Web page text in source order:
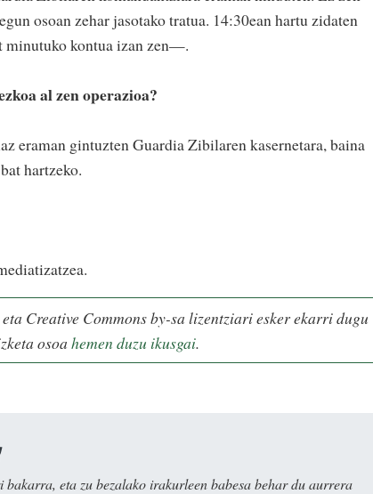
osoan zehar jasotako tratua. 14:30ean hartu zidaten
kontua izan zen—.
al zen operazioa?
eraman gintuzten Guardia Zibilaren kasernetara, baina
hartzeko.
Creative Commons by-sa lizentziari esker ekarri dugu
osoa hemen duzu ikusgai.
eta zu bezalako irakurleen babesa behar du aurrera